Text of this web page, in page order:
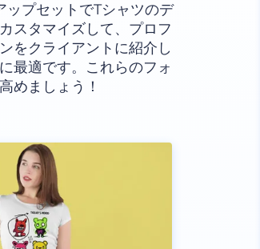
ップセットでTシャツのデ
スタマイズして、プロフ
をクライアントに紹介し
最適です。これらのフォ
めましょう！